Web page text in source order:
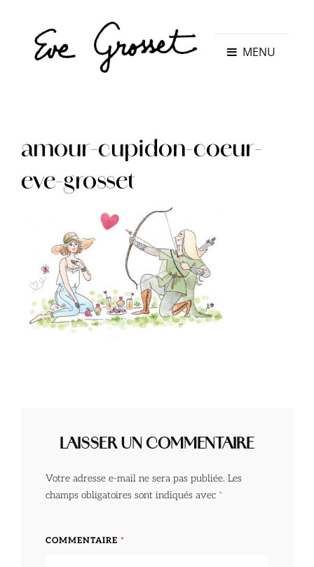
MENU
amour-cupidon-coeur-
eve-grosset
LAISSER UN COMMENTAIRE
Votre adresse e-mail ne sera pas publiée. Les
champs obligatoires sont indiqués avec *
COMMENTAIRE *